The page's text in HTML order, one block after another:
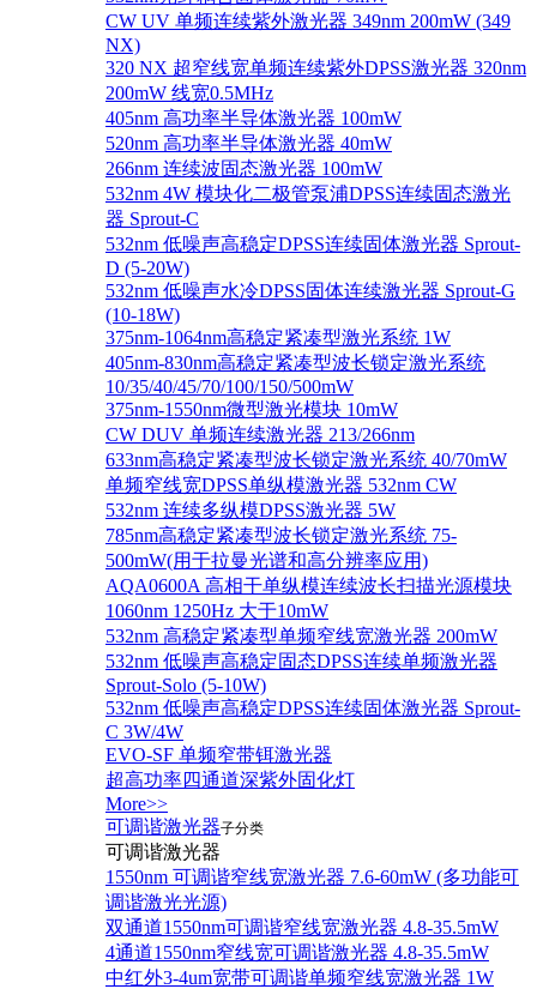
CW UV 单频连续紫外激光器 349nm 200mW (349
NX)
320 NX 超窄线宽单频连续紫外DPSS激光器 320nm
200mW 线宽0.5MHz
405nm 高功率半导体激光器 100mW
520nm 高功率半导体激光器 40mW
266nm 连续波固态激光器 100mW
532nm 4W 模块化二极管泵浦DPSS连续固态激光
器 Sprout-C
532nm 低噪声高稳定DPSS连续固体激光器 Sprout-
D (5-20W)
532nm 低噪声水冷DPSS固体连续激光器 Sprout-G
(10-18W)
375nm-1064nm高稳定紧凑型激光系统 1W
405nm-830nm高稳定紧凑型波长锁定激光系统
10/35/40/45/70/100/150/500mW
375nm-1550nm微型激光模块 10mW
CW DUV 单频连续激光器 213/266nm
633nm高稳定紧凑型波长锁定激光系统 40/70mW
单频窄线宽DPSS单纵模激光器 532nm CW
532nm 连续多纵模DPSS激光器 5W
785nm高稳定紧凑型波长锁定激光系统 75-
500mW(用于拉曼光谱和高分辨率应用)
AQA0600A 高相干单纵模连续波长扫描光源模块
1060nm 1250Hz 大于10mW
532nm 高稳定紧凑型单频窄线宽激光器 200mW
532nm 低噪声高稳定固态DPSS连续单频激光器
Sprout‐Solo (5-10W)
532nm 低噪声高稳定DPSS连续固体激光器 Sprout-
C 3W/4W
EVO-SF 单频窄带铒激光器
超高功率四通道深紫外固化灯
More>>
可调谐激光器子分类
可调谐激光器
1550nm 可调谐窄线宽激光器 7.6-60mW (多功能可
调谐激光光源)
双通道1550nm可调谐窄线宽激光器 4.8-35.5mW
4通道1550nm窄线宽可调谐激光器 4.8-35.5mW
中红外3-4um宽带可调谐单频窄线宽激光器 1W